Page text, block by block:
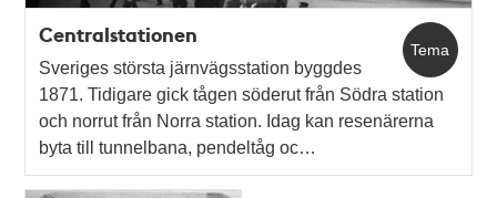
Tema
Centralstationen
Sveriges största järnvägsstation byggdes
1871. Tidigare gick tågen söderut från Södra station
och norrut från Norra station. Idag kan resenärerna
byta till tunnelbana, pendeltåg oc…